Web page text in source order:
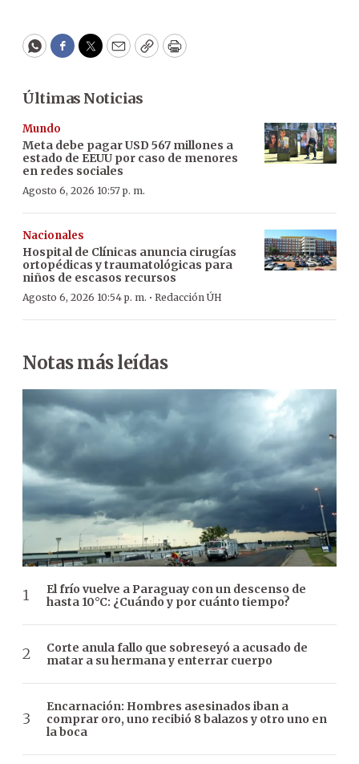
WhatsApp
Facebook
Twitter
EmailCopyPrint
Últimas Noticias
Mundo
Meta debe pagar USD 567 millones a
estado de EEUU por caso de menores
en redes sociales
Agosto 6, 2026 10:57 p. m.
Nacionales
Hospital de Clínicas anuncia cirugías
ortopédicas y traumatológicas para
niños de escasos recursos
Agosto 6, 2026 10:54 p. m. · Redacción ÚH
Notas más leídas
El frío vuelve a Paraguay con un descenso de
hasta 10°C: ¿Cuándo y por cuánto tiempo?
Corte anula fallo que sobreseyó a acusado de
matar a su hermana y enterrar cuerpo
Encarnación: Hombres asesinados iban a
comprar oro, uno recibió 8 balazos y otro uno en
la boca